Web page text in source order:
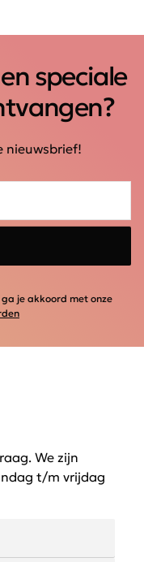
speciale
nieuwsbrief!
je akkoord met onze
We zijn
t/m vrijdag